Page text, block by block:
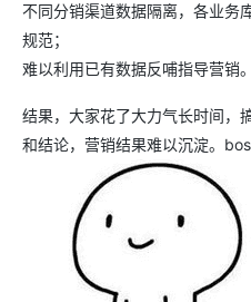
不同分销渠道数据隔离，各业务
规范；
难以利用已有数据反哺指导营销。
结果，大家花了大力气长时间，
和结论，营销结果难以沉淀。